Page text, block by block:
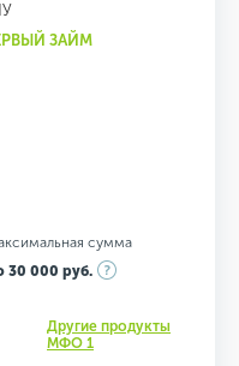
ЗАЙМ
сумма
30 000 руб.
Другие продукты
МФО 1